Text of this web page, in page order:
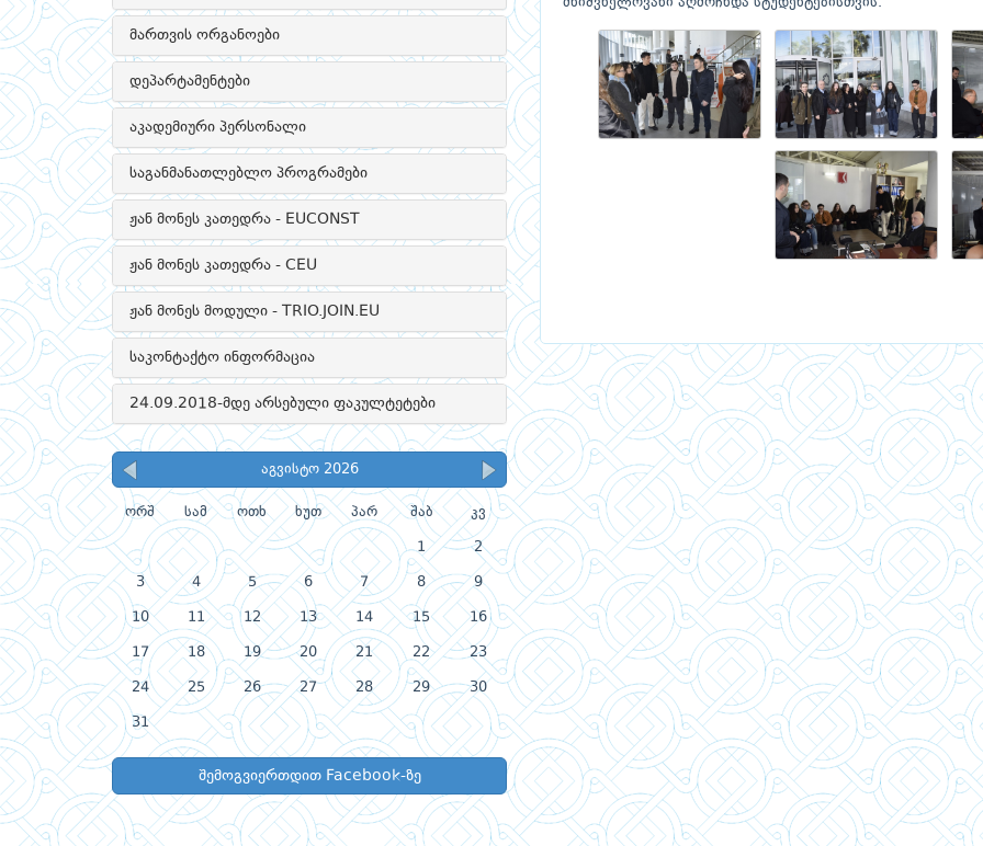
მართვის ორგანოები
დეპარტამენტები
აკადემიური პერსონალი
საგანმანათლებლო პროგრამები
ჟან მონეს კათედრა - EUCONST
ჟან მონეს კათედრა - CEU
ჟან მონეს მოდული - TRIO.JOIN.EU
საკონტაქტო ინფორმაცია
24.09.2018-მდე არსებული ფაკულტეტები
აგვისტო 2026
ორშ სამ ოთხ ხუთ პარ შაბ კვ
1 2
3 4 5 6 7 8 9
10 11 12 13 14 15 16
17 18 19 20 21 22 23
24 25 26 27 28 29 30
31
შემოგვიერთდით Facebook-ზე